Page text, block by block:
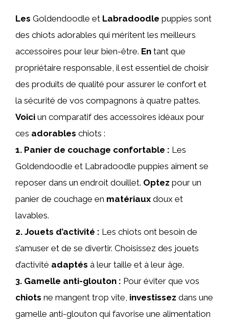
Les Goldendoodle et Labradoodle puppies sont
des chiots adorables qui méritent les meilleurs
accessoires pour leur bien-être. En tant que
propriétaire responsable, il est essentiel de choisir
des produits de qualité pour assurer le confort et
la sécurité de vos compagnons à quatre pattes.
Voici un comparatif des accessoires idéaux pour
ces adorables chiots :
1. Panier de couchage confortable : Les
Goldendoodle et Labradoodle puppies aiment se
reposer dans un endroit douillet. Optez pour un
panier de couchage en matériaux doux et
lavables.
2. Jouets d’activité : Les chiots ont besoin de
s’amuser et de se divertir. Choisissez des jouets
d’activité adaptés à leur taille et à leur âge.
3. Gamelle anti-glouton : Pour éviter que vos
chiots ne mangent trop vite, investissez dans une
gamelle anti-glouton qui favorise une alimentation